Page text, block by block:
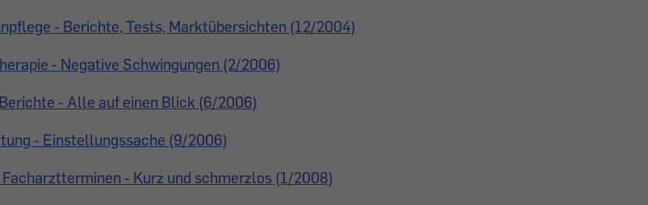
- Berichte, Tests, Marktübersichten (12/2004)
- Negative Schwingungen (2/2006)
- Alle auf einen Blick (6/2006)
- Einstellungssache (9/2006)
- Kurz und schmerzlos (1/2008)